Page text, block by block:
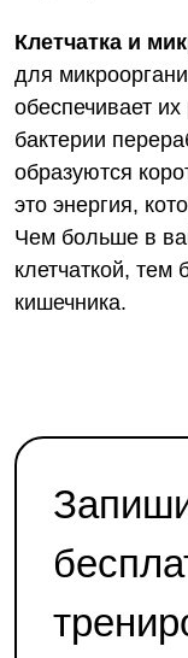
Клетчатка и
для
обеспечивает их
бактерии
образуются
это энергия,
Чем больше в
клетчаткой,
кишечника.